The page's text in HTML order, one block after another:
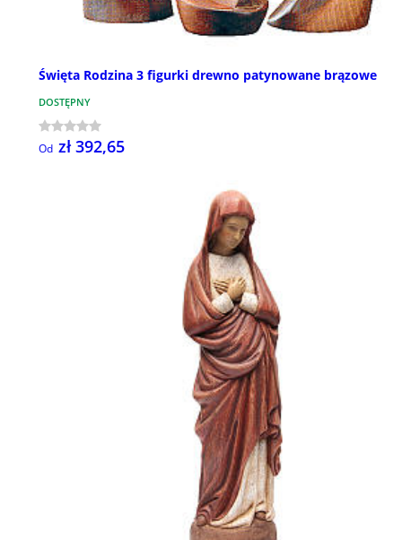
Święta Rodzina 3 figurki drewno patynowane brązowe
DOSTĘPNY
Od zł 392,65